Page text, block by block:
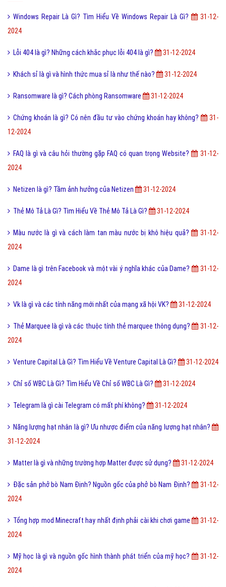
Windows Repair Là Gì? Tìm Hiểu Về Windows Repair Là Gì?
31-12-
2024
Lỗi 404 là gì? Những cách khắc phục lỗi 404 là gì? 31-12-2024
Khách sỉ là gì và hình thức mua sỉ là như thế nào? 31-12-2024
Ransomware là gì? Cách phòng Ransomware 31-12-2024
Chứng khoán là gì? Có nên đầu tư vào chứng khoán hay không?
31-
12-2024
FAQ là gì và câu hỏi thường gặp FAQ có quan trọng Website?
31-12-
2024
Netizen là gì? Tầm ảnh hưởng của Netizen 31-12-2024
Thẻ Mô Tả Là Gì? Tìm Hiểu Về Thẻ Mô Tả Là Gì? 31-12-2024
Màu nước là gì và cách làm tan màu nước bị khô hiệu quả?
31-12-
2024
Dame là gì trên Facebook và một vài ý nghĩa khác của Dame?
31-12-
2024
Vk là gì và các tính năng mới nhất của mạng xã hội VK? 31-12-2024
Thẻ Marquee là gì và các thuộc tính thẻ marquee thông dụng?
31-12-
2024
Venture Capital Là Gì? Tìm Hiểu Về Venture Capital Là Gì? 31-12-2024
Chỉ số WBC Là Gì? Tìm Hiểu Về Chỉ số WBC Là Gì? 31-12-2024
Telegram là gì cài Telegram có mất phí không? 31-12-2024
Năng lượng hạt nhân là gì? Ưu nhược điểm của năng lượng hạt nhân?
31-12-2024
Matter là gì và những trường hợp Matter được sử dụng? 31-12-2024
Đặc sản phở bò Nam Định? Nguồn gốc của phở bò Nam Định?
31-12-
2024
Tổng hợp mod Minecraft hay nhất định phải cài khi chơi game
31-12-
2024
Mỹ học là gì và nguồn gốc hình thành phát triển của mỹ học?
31-12-
2024